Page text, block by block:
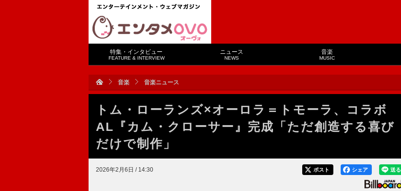
特集・インタビュー
FEATURE & INTERVIEW
ニュース
NEWS
音楽
MUSIC
音楽 音楽ニュース
トム・ローランズ×オーロラ＝トモーラ、コラボ
AL『カム・クローサー』完成「ただ創造する喜び
だけで制作」
2026年2月6日 / 14:30 送る
シェア
ポスト